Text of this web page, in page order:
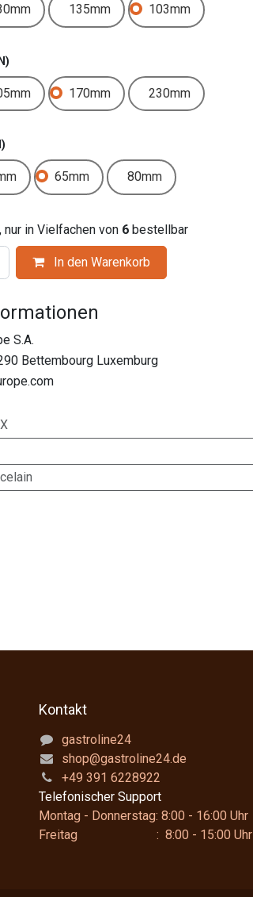
135mm 103mm
170mm 230mm
65mm 80mm
nur in Vielfachen von 6 bestellbar
In den Warenkorb
S.A.
Bettembourg Luxemburg
Kontakt
gastroline24
shop@gastroline24.de
+49 391 6228922
Telefonischer Support
Montag - Donnerstag: 8:00 - 16:00 Uhr
Freitag : 8:00 - 15:00 Uhr